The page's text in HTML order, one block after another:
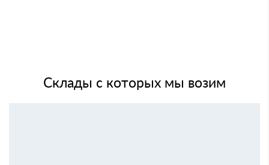
Склады с которых мы возим